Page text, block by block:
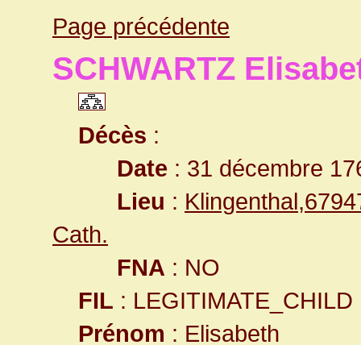
Page précédente
SCHWARTZ
Décès :
Date : 31 décembre
Lieu :
Cath.
FNA : NO
FIL : LEGITIMATE_CHILD
Prénom : Elisabeth